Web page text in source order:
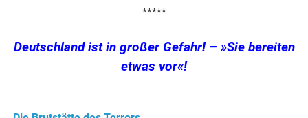
*****
Deutschland ist in großer Gefahr! – »Sie bereiten
etwas vor«!